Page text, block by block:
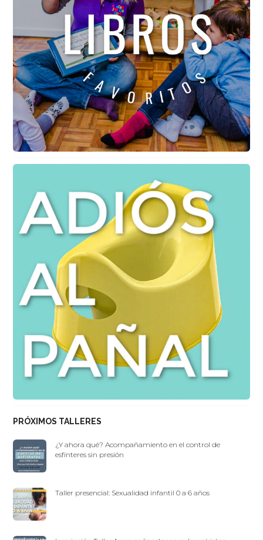
PRÓXIMOS TALLERES
¿Y ahora qué? Acompañamiento en el control de
esfínteres sin presión
Taller presencial: Sexualidad infantil 0 a 6 años